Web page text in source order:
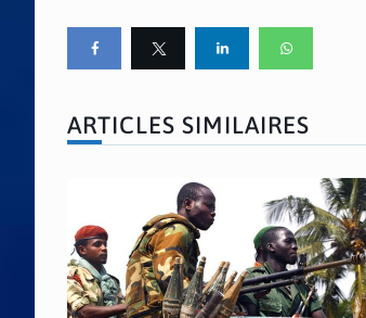
ARTICLES SIMILAIRES